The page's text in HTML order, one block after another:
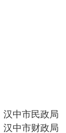
汉中市民政局
汉中市财政局